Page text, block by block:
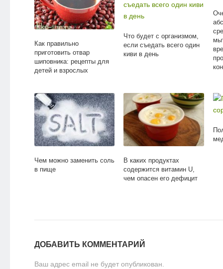
Как правильно
приготовить отвар
шиповника: рецепты для
детей и взрослых
Что будет с организмом,
если съедать всего один
киви в день
Чем можно заменить соль
в пище
В каких продуктах
содержится витамин U,
чем опасен его дефицит
ДОБАВИТЬ КОММЕНТАРИЙ
Ваш адрес email не будет опубликован.